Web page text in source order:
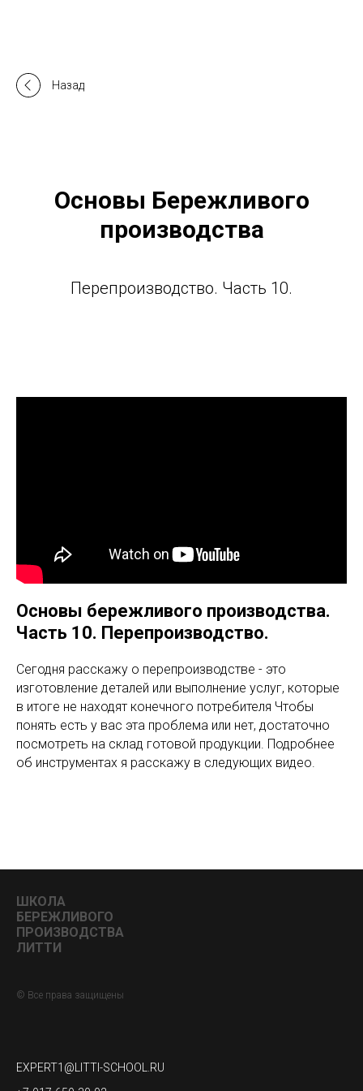
Назад
Основы Бережливого
производства
Перепроизводство. Часть 10.
Основы бережливого производства.
Часть 10. Перепроизводство.
Сегодня расскажу о перепроизводстве - это
изготовление деталей или выполнение услуг, которые
в итоге не находят конечного потребителя Чтобы
понять есть у вас эта проблема или нет, достаточно
посмотреть на склад готовой продукции. Подробнее
об инструментах я расскажу в следующих видео.
ШКОЛА
БЕРЕЖЛИВОГО
ПРОИЗВОДСТВА
ЛИТТИ
© Все права защищены
EXPERT1@LITTI-SCHOOL.RU